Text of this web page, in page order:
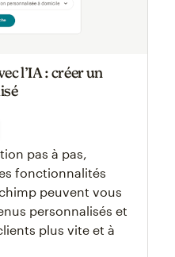
l’IA : créer un
pas à pas,
fonctionnalités
peuvent vous
personnalisés et
plus vite et à